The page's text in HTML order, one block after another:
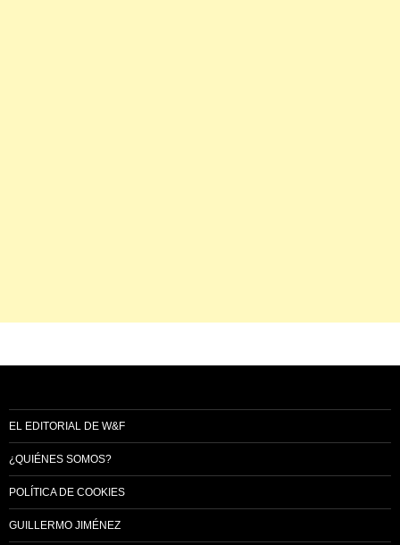
EL EDITORIAL DE W&F
¿QUIÉNES SOMOS?
POLÍTICA DE COOKIES
GUILLERMO JIMÉNEZ